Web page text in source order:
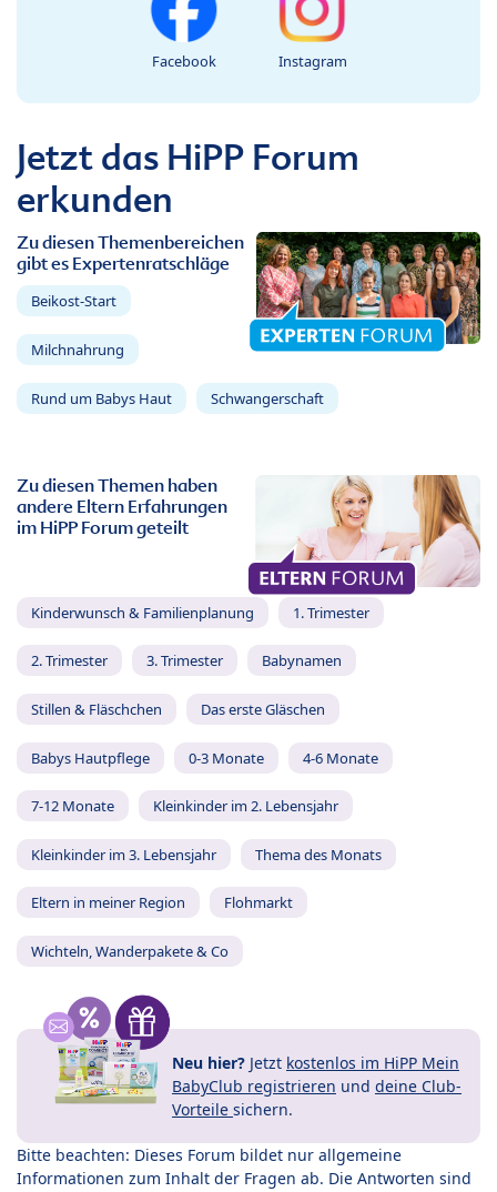
Facebook Instagram
Jetzt das HiPP Forum
erkunden
Zu diesen Themenbereichen
gibt es Expertenratschläge
Beikost-Start
Milchnahrung
Rund um Babys Haut Schwangerschaft
Zu diesen Themen haben
andere Eltern Erfahrungen
im HiPP Forum geteilt
Kinderwunsch & Familienplanung 1. Trimester
2. Trimester 3. Trimester Babynamen
Stillen & Fläschchen Das erste Gläschen
Babys Hautpflege 0-3 Monate 4-6 Monate
7-12 Monate Kleinkinder im 2. Lebensjahr
Kleinkinder im 3. Lebensjahr Thema des Monats
Eltern in meiner Region Flohmarkt
Wichteln, Wanderpakete & Co
Neu hier? Jetzt kostenlos im HiPP Mein
BabyClub registrieren und deine Club-
Vorteile sichern.
Bitte beachten: Dieses Forum bildet nur allgemeine
Informationen zum Inhalt der Fragen ab. Die Antworten sind